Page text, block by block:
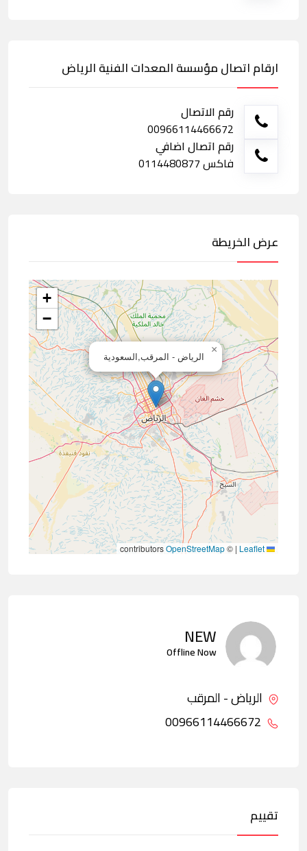
ارقام اتصال مؤسسة المعدات الفنية الرياض
رقم الاتصال
00966114466672
رقم اتصال اضافي
فاكس 0114480877
عرض الخريطة
الرياض - المرقب,السعودية
×
+
−
|
©
OpenStreetMap
NEW
Offline Now
الرياض - المرقب
تقييم